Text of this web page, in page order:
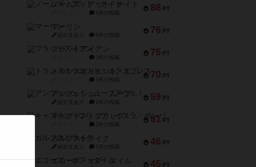
88 PT
ノームズ・アット・ナイト
1件の投稿
76 PT
マーリン
紹介文あり 6件の投稿
75 PT
フラットアイアン
2件の投稿
70 PT
トランスオリエント・エクスプレス
1件の投稿
59 PT
アンブッシュ！：ムーブアウト！
紹介文あり 1件の投稿
51 PT
キャプテン・フリップ：イスラ・ボンバ
2件の投稿
46 PT
ガルフストライク
紹介文あり 1件の投稿
45 PT
エコーズ・オブ・タイム